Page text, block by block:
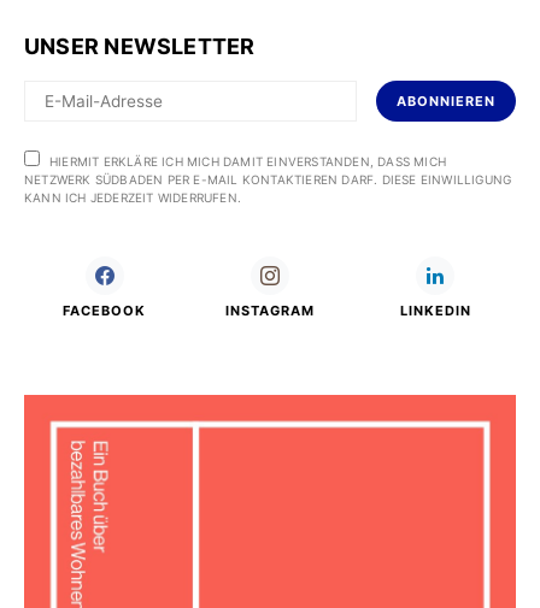
UNSER NEWSLETTER
ABONNIEREN
HIERMIT ERKLÄRE ICH MICH DAMIT EINVERSTANDEN, DASS MICH
NETZWERK SÜDBADEN PER E-MAIL KONTAKTIEREN DARF. DIESE EINWILLIGUNG
KANN ICH JEDERZEIT WIDERRUFEN.
FACEBOOK INSTAGRAM LINKEDIN